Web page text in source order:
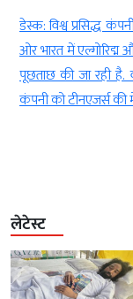
रहा है. एक
से
ने मेटा
नई
Menon)
अहम
मिलकर
लेटेस्ट